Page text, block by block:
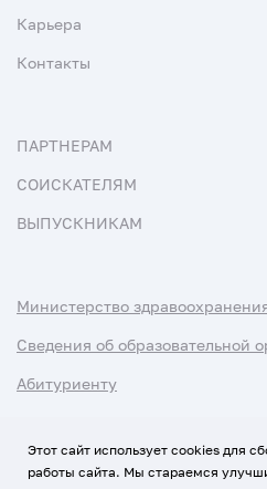
Карьера
Контакты
ПАРТНЕРАМ
СОИСКАТЕЛЯМ
ВЫПУСКНИКАМ
Министерство
Сведения об образовательной
Абитуриенту
Этот сайт использует cookies для
работы сайта. Мы стараемся